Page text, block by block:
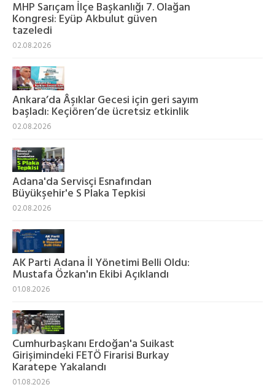
MHP Sarıçam İlçe Başkanlığı 7. Olağan
Kongresi: Eyüp Akbulut güven
tazeledi
02.08.2026
Ankara’da Âşıklar Gecesi için geri sayım
başladı: Keçiören’de ücretsiz etkinlik
02.08.2026
Adana'da Servisçi Esnafından
Büyükşehir'e S Plaka Tepkisi
02.08.2026
AK Parti Adana İl Yönetimi Belli Oldu:
Mustafa Özkan'ın Ekibi Açıklandı
01.08.2026
Cumhurbaşkanı Erdoğan'a Suikast
Girişimindeki FETÖ Firarisi Burkay
Karatepe Yakalandı
01.08.2026